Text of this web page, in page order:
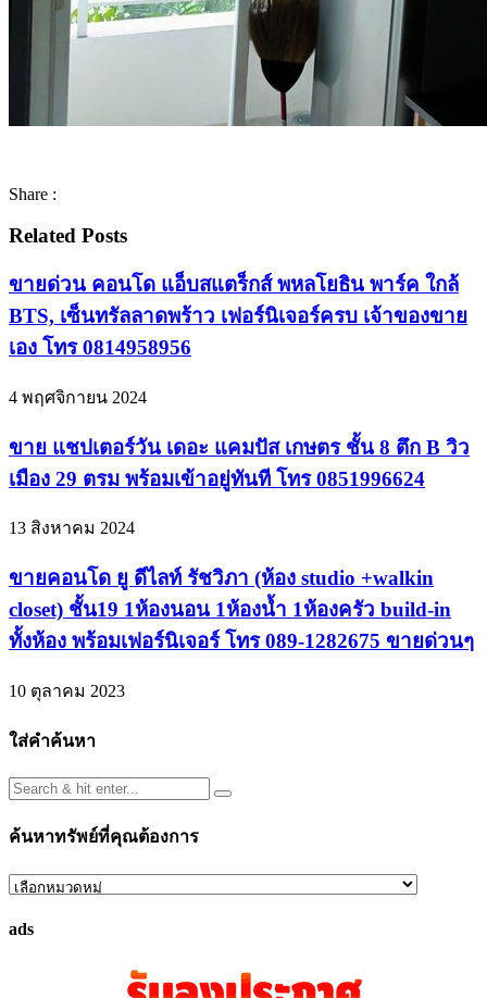
Share :
Related Posts
ขายด่วน คอนโด แอ็บสแตร็กส์ พหลโยธิน พาร์ค ใกล้
BTS, เซ็นทรัลลาดพร้าว เฟอร์นิเจอร์ครบ เจ้าของขาย
เอง โทร 0814958956
4 พฤศจิกายน 2024
ขาย แชปเตอร์วัน เดอะ แคมปัส เกษตร ชั้น 8 ตึก B วิว
เมือง 29 ตรม พร้อมเข้าอยู่ทันที โทร 0851996624
13 สิงหาคม 2024
ขายคอนโด ยู ดีไลท์ รัชวิภา (ห้อง studio +walkin
closet) ชั้น19 1ห้องนอน 1ห้องน้ำ 1ห้องครัว build-in
ทั้งห้อง พร้อมเฟอร์นิเจอร์ โทร 089-1282675 ขายด่วนๆ
10 ตุลาคม 2023
ใส่คำค้นหา
ค้นหาทรัพย์ที่คุณต้องการ
ค้นหา
ที่
ads